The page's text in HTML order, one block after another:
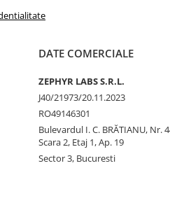
DATE COMERCIALE
ZEPHYR LABS S.R.L.
J40/21973/20.11.2023
RO49146301
Bulevardul I. C. BRĂTIANU, Nr.
Scara 2, Etaj 1, Ap. 19
Sector 3, Bucuresti